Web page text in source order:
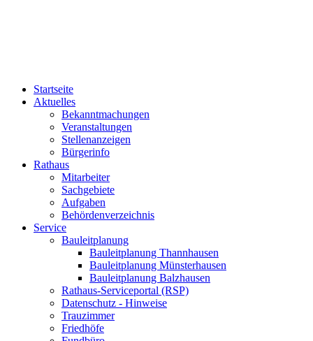
Startseite
Aktuelles
Bekanntmachungen
Veranstaltungen
Stellenanzeigen
Bürgerinfo
Rathaus
Mitarbeiter
Sachgebiete
Aufgaben
Behördenverzeichnis
Service
Bauleitplanung
Bauleitplanung Thannhausen
Bauleitplanung Münsterhausen
Bauleitplanung Balzhausen
Rathaus-Serviceportal (RSP)
Datenschutz - Hinweise
Trauzimmer
Friedhöfe